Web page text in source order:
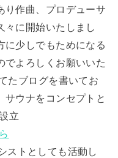
り作曲、プロデューサ
々に開始いたしまし
に少しでもためになる
でよろしくお願いいた
たブログを書いてお
サウナをコンセプトと
立
ストとしても活動し